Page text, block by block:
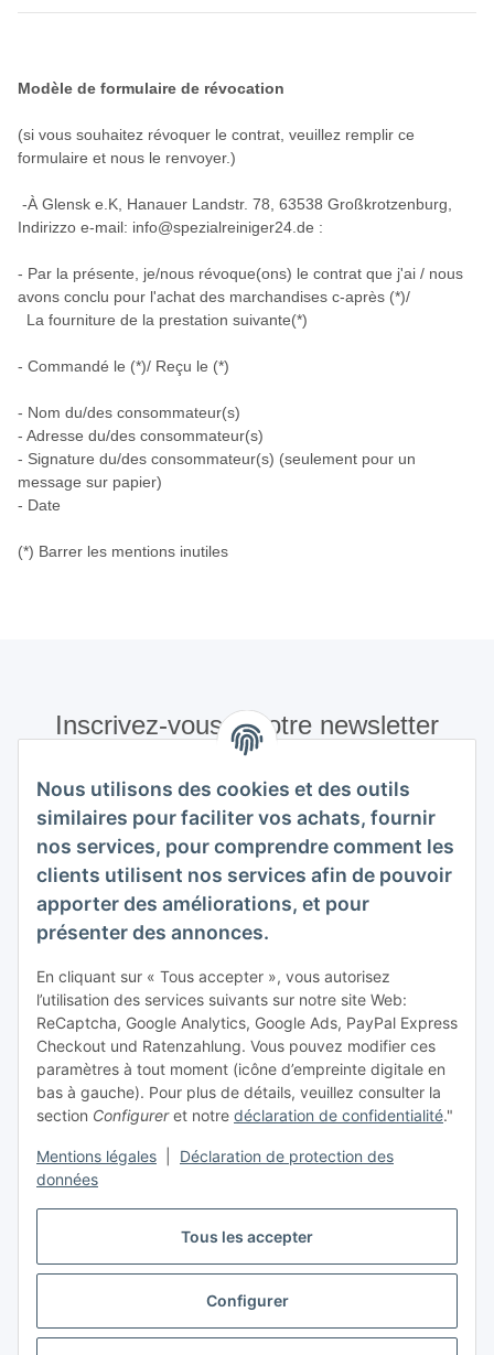
Tous les accepter
Configurer
Nous utilisons des cookies et des outils
similaires pour faciliter vos achats, fournir
nos services, pour comprendre comment les
clients utilisent nos services afin de pouvoir
apporter des améliorations, et pour
présenter des annonces.
En cliquant sur « Tous accepter », vous autorisez
l’utilisation des services suivants sur notre site Web:
ReCaptcha, Google Analytics, Google Ads, PayPal Express
Checkout und Ratenzahlung. Vous pouvez modifier ces
paramètres à tout moment (icône d’empreinte digitale en
bas à gauche). Pour plus de détails, veuillez consulter la
section Configureret notre déclaration de confidentialité."
Mentions légales
Déclaration de protection des
données
Modèle de formulaire de révocation
(si vous souhaitez révoquer le contrat, veuillez remplir ce
formulaire et nous le renvoyer.)
-À Glensk e.K, Hanauer Landstr. 78, 63538 Großkrotzenburg,
Indirizzo e-mail: info@spezialreiniger24.de :
- Par la présente, je/nous révoque(ons) le contrat que j'ai / nous
avons conclu pour l'achat des marchandises c-après (*)/
La fourniture de la prestation suivante(*)
- Commandé le (*)/ Reçu le (*)
- Nom du/des consommateur(s)
- Adresse du/des consommateur(s)
- Signature du/des consommateur(s) (seulement pour un
message sur papier)
- Date
(*) Barrer les mentions inutiles
Inscrivez-vous à notre newsletter
S'abonner
Veuillez m'envoyer régulièrement et à tout moment,
conformément à votrepolitique de confidentialité, des
informations sur votre gamme de produits par e-mail.
S'abonner
Inscrivez-vous à notre newsletter S'abonner
infos acheteur
Informations
Mentions légales
#global.withdrawalForm#